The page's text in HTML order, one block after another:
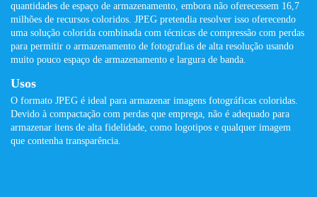
quantidades de espaço de armazenamento, embora não oferecessem 16,7
milhões de recursos coloridos. JPEG pretendia resolver isso oferecendo
uma solução colorida combinada com técnicas de compressão com perdas
para permitir o armazenamento de fotografias de alta resolução usando
muito pouco espaço de armazenamento e largura de banda.
Usos
O formato JPEG é ideal para armazenar imagens fotográficas coloridas.
Devido à compactação com perdas que emprega, não é adequado para
armazenar itens de alta fidelidade, como logotipos e qualquer imagem
que contenha transparência.